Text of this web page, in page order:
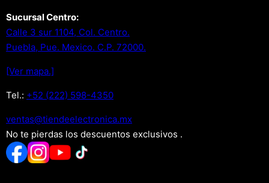
Sucursal Centro:
Calle 3 sur 1104, Col. Centro.
Puebla, Pue. Mexico. C.P. 72000.
[Ver mapa.]
Tel.: +52 (222) 598-4350
xm.acinortceleedneit@satnev
No te pierdas los descuentos exclusivos .